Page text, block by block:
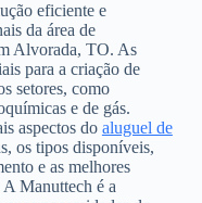
eficiente e
da área de
Alvorada, TO. As
para a criação de
setores, como
e de gás.
aspectos do aluguel de
os tipos disponíveis,
e as melhores
Manuttech é a